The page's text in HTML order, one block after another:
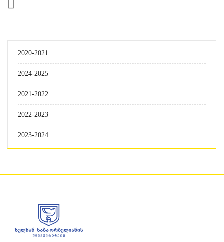
2020-2021
2024-2025
2021-2022
2022-2023
2023-2024